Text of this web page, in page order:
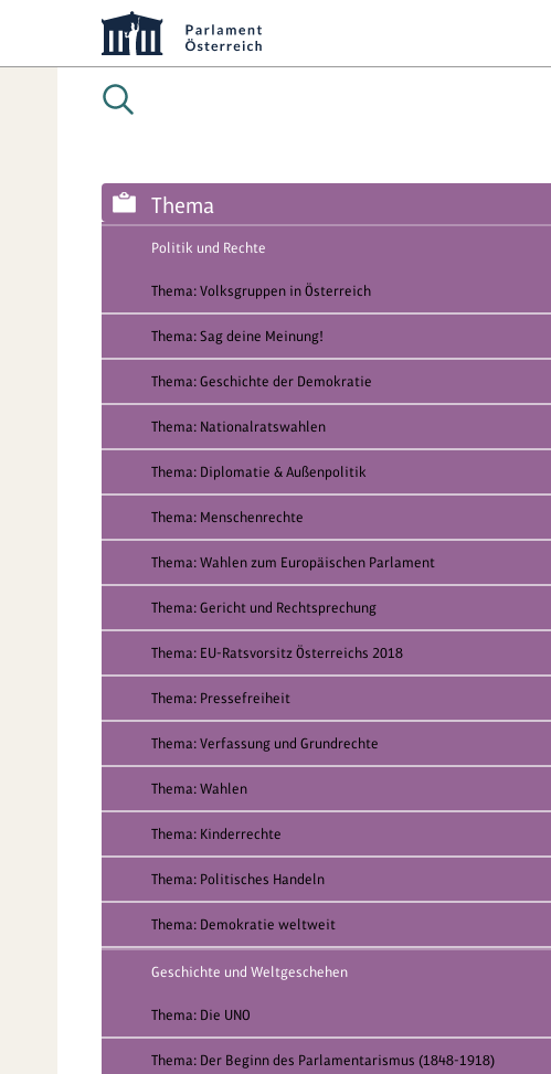
Thema
Politik und Rechte
Thema: Volksgruppen in Österreich
Thema: Sag deine Meinung!
Thema: Geschichte der Demokratie
Thema: Nationalratswahlen
Thema: Diplomatie & Außenpolitik
Thema: Menschenrechte
Thema: Wahlen zum Europäischen Parlament
Thema: Gericht und Rechtsprechung
Thema: EU-Ratsvorsitz Österreichs 2018
Thema: Pressefreiheit
Thema: Verfassung und Grundrechte
Thema: Wahlen
Thema: Kinderrechte
Thema: Politisches Handeln
Thema: Demokratie weltweit
Geschichte und Weltgeschehen
Thema: Die UNO
Thema: Der Beginn des Parlamentarismus (1848-1918)